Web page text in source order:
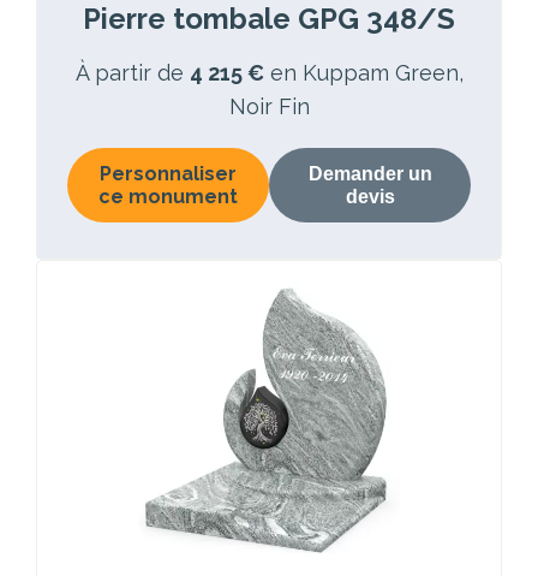
Pierre tombale GPG 348/S
À partir de 4 215 € en Kuppam Green,
Noir Fin
Personnaliser
ce monument
Demander un
devis